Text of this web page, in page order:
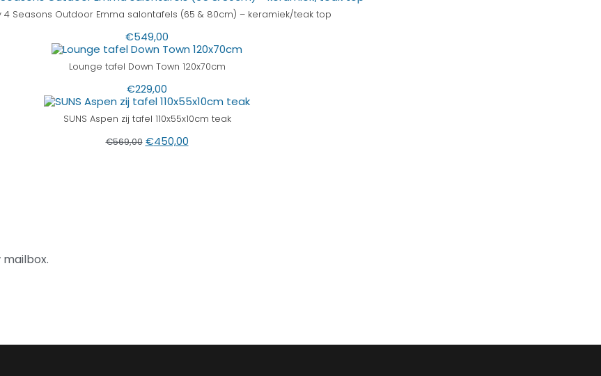
4 Seasons Outdoor Emma salontafels (65 & 80cm) – keramiek/teak top
€549,00
Lounge tafel Down Town 120x70cm
€229,00
SUNS Aspen zij tafel 110x55x10cm teak
€569,00 €450,00
mailbox.